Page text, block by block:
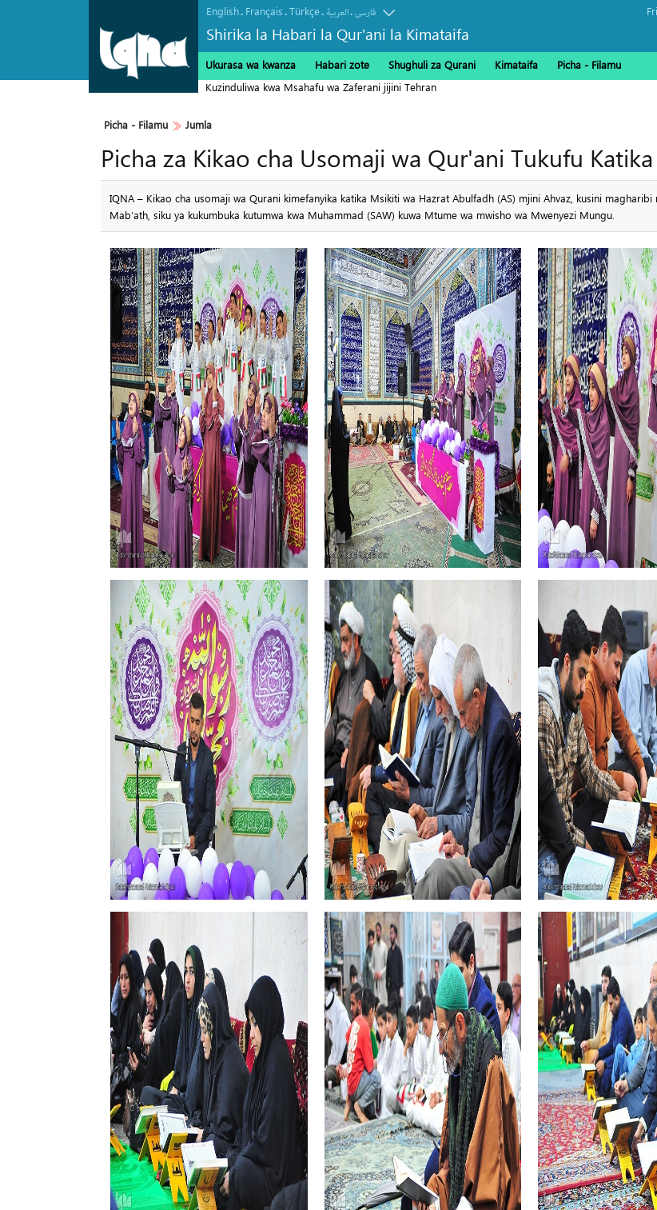
English. Français.Türkçe. العربیة.فارسی
Shirika la Habari la Qur'ani la Kimataifa
Ukurasa wa kwanza Habari zote Shughuli za Qurani Kimataifa
Picha‎ - Filamu‎
Maelfu ya Mazuwaru wa Arbaeen Wapita Mkoa wa Ilam Kuelekea Iraq
Picha‎ - Filamu‎ Jumla
Picha za Kikao cha Usomaji wa Qur'ani Tukufu
IQNA – Kikao cha usomaji wa Qurani kimefanyika katika Msikiti wa Hazrat Abulfadh (AS) mjini Ahvaz, kusini
Mab’ath, siku ya kukumbuka kutumwa kwa Muhammad (SAW) kuwa Mtume wa mwisho wa Mwenyezi Mungu.